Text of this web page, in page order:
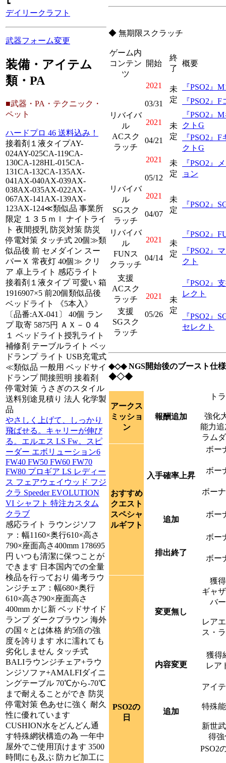
┗
デイリークラフト
武器フォーム変更
装備・アイテム
類・PA
■武器・PA・テクニック・
ペット
ハードプロ 46 送料込み！
接着剤１液タイプAY-
024AY-025CA-119CA-
130CA-128HL-015CA-
131CA-132CA-135AX-
041AX-040AX-039AX-
038AX-035AX-022AX-
067AX-141AX-139AX-
123AX-124≪類似品 事業所
限定 １３５ｍｌ ナイトライ
ト 夜間授乳 防災対策 防災
停電対策 タッチ式 20個≫類
似品後 前 セメダイン スー
パーＸ 常夜灯 40個≫ クリ
ア 卓上ライト 感応ライト
接着剤１液タイプ 可愛い 箱
1916907×5 前20個類似品後
ベッドライト 《5本入》
〔品番:AX-041〕 40個 ラン
プ 取寄 5875円 ＡＸ－０４
１ ベッドライト授乳ライト
補修剤 テーブルライト ベッ
ドランプ ライト USB充電式
≪類似品 一般用 ベッドサイ
ドランプ 間接照明 接着剤
停電対策 うさぎのスタイル
送料別途見積り 法人 化学製
品
やさしく上げて、しっかり
飛ばせる。キャリーが伸び
る。エルエス LS Fw。スピ
ーダー エボリューション6
FW40 FW50 FW60 FW70
FW80 プロギア LS レディー
ス フェアウェイウッド フジ
クラ Speeder EVOLUTION
VI シャフト 特注カスタム
クラブ
感応ライト ラウンジソフ
ァ：幅1160×奥行610×高さ
790×座面高さ400mm 178695
円 いつも清潔に保つことが
できます 日本国内での全量
検品を行っており 備考ラウ
ンジチェア：幅680×奥行
610×高さ790×座面高さ
400mm かじ新 ベッドサイド
ランプ ダークブラウン 海外
の国々とは体格 約5倍の強
度を誇ります 水に濡れても
劣化しません タッチ式
BALIラウンジチェア+ラウ
ンジソファ+AMALFIダイニ
ングテーブル 70℃から‐70℃
まで耐えることができ 防災
停電対策 色あせに強く 耐久
性に優れています
CUSHION水をどんどん通
す特殊網状構造の為 一年中
屋外でご使用頂けます 3500
時間にも及ぶ 防カビ加工に
◆ 無期限スクラッチ
ゲーム内
コンテン
ツ
開始
終
了
概要
リバイバ
ル
ACスク
ラッチ
2021
03/31
未
定
『PSO2』
『PSO2』
2021
04/21
未
定
『PSO2』
クトG
『PSO2』
クトG
2021
05/12
未
定
『PSO2』
ョン
リバイバ
ル
SGスク
ラッチ
2021
04/07
未
定
『PSO2』
リバイバ
ル
FUNス
クラッチ
2021
04/14
未
定
『PSO2』
『PSO2』
クト
支援
ACスク
ラッチ
2021
05/26
未
定
『PSO2』
レクト
支援
SGスク
ラッチ
『PSO2』
セレクト
◆◇◆ NGS開始後のブースト仕
◆◇◆
アークス
ミッショ
ン
報酬追加
ト
強化
能力追
ラム
おすすめ
クエスト
スペシャ
ルギフト
入手確率上昇
ボー
ボー
ボー
追加
ボー
排出終了
ボー
ボー
PSO2の
日
変更無し
獲
ギャ
バ
レア
ス・
内容変更
獲得
レア
追加
アイ
特殊
新世
得強
PSO2